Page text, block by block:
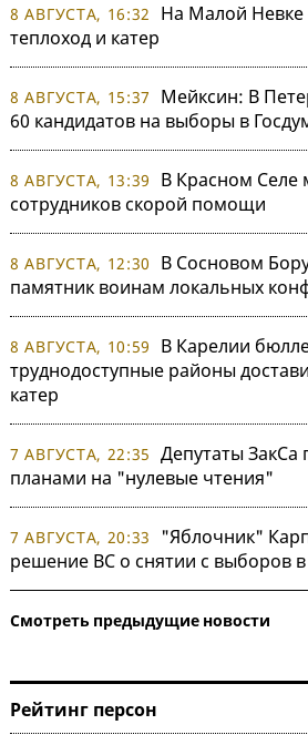
8 АВГУСТА, 16:32
На Малой Невке
теплоход и катер
8 АВГУСТА, 15:37
Мейксин: В
60 кандидатов на выборы в
8 АВГУСТА, 13:39
В Красном Селе
сотрудников скорой помощи
8 АВГУСТА, 12:30
В Сосновом
памятник воинам локальных
8 АВГУСТА, 10:59
В Карелии
труднодоступные районы
катер
7 АВГУСТА, 22:35 Депутаты ЗакСа
планами на "нулевые чтения"
7 АВГУСТА, 20:33
"Яблочник"
решение ВС о снятии с выборов в
Смотреть
Рейтинг